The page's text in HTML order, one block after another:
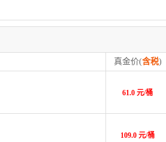
真金价(含税)
61.0 元/桶
109.0 元/桶